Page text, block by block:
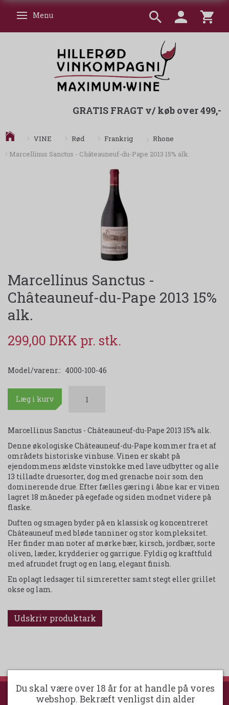
Skifte navigation
Menu
GRATIS FRAGT v/ køb over 499,-
VINE Rød Frankrig
Rhone
Marcellinus Sanctus - Châteauneuf-du-Pape 2013 15% alk.
Marcellinus Sanctus -
Châteauneuf-du-Pape 2013 15%
alk.
299,00 DKK
Model/varenr.: 4000-100-46
Læg i kurv
Marcellinus Sanctus - Châteauneuf-du-Pape 2013 15% alk.
Denne økologiske Châteauneuf-du-Pape kommer fra et af
områdets historiske vinhuse. Vinen er skabt på
ejendommens ældste vinstokke med lave udbytter og alle
13 tilladte druesorter, dog med grenache noir som den
dominerende drue. Efter fælles gæring i åbne kar er vinen
lagret 18 måneder på egefade og siden modnet videre på
flaske.
Duften og smagen byder på en klassisk og koncentreret
Châteauneuf med bløde tanniner og stor kompleksitet.
Her finder man noter af mørke bær, kirsch, jordbær, sorte
oliven, læder, krydderier og garrigue. Fyldig og kraftfuld
med afrundet frugt og en lang, elegant finish.
En oplagt ledsager til simreretter samt stegt eller grillet
okse og lam.
Udskriv produktark
Du skal være over 18 år for at handle på vores
webshop. Bekræft venligst din alder